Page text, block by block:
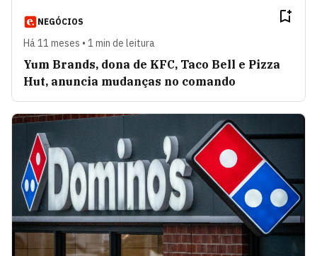
NEGÓCIOS
Há 11 meses • 1 min de leitura
Yum Brands, dona de KFC, Taco Bell e Pizza
Hut, anuncia mudanças no comando